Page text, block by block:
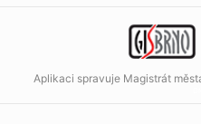
Aplikaci spravuje Magistrát
SDÍLET